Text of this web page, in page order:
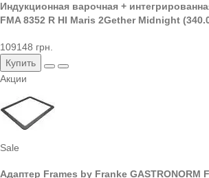
Индукционная варочная +
FMA 8352 R HI Maris 2Gether Midnight
109148 грн.
Купить
Акции
Sale
Адаптер Frames by Franke GASTRONORM